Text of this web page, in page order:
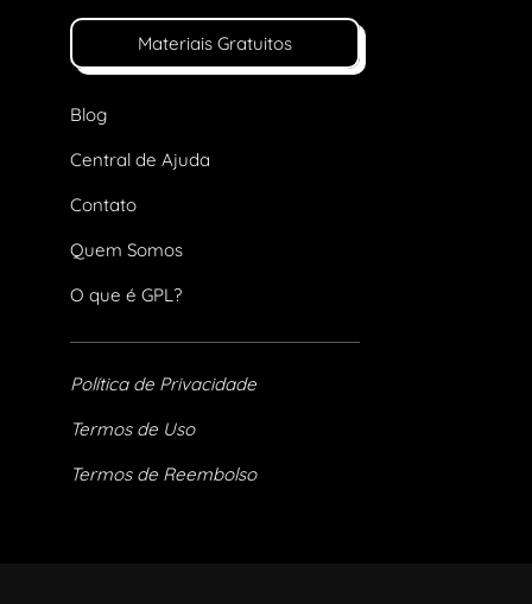
Materiais Gratuitos
Blog
Central de Ajuda
Contato
Quem Somos
O que é GPL?
Política de Privacidade
Termos de Uso
Termos de Reembolso